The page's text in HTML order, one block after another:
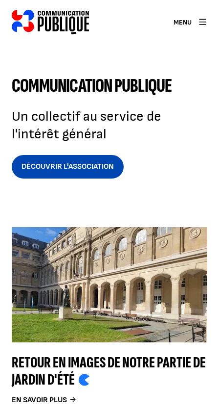
MENU
COMMUNICATION PUBLIQUE
Un collectif au service de
l'intérêt général
DÉCOUVRIR L'ASSOCIATION
RETOUR EN IMAGES DE NOTRE PARTIE DE
JARDIN D'ÉTÉ
EN SAVOIR PLUS